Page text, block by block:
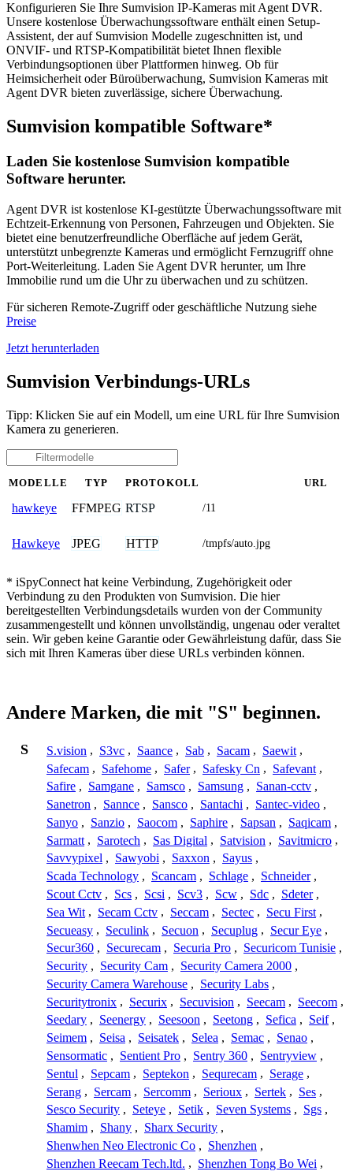
Konfigurieren Sie Ihre Sumvision IP-Kameras mit Agent DVR.
Unsere kostenlose Überwachungssoftware enthält einen Setup-
Assistent, der auf Sumvision Modelle zugeschnitten ist, und
ONVIF- und RTSP-Kompatibilität bietet Ihnen flexible
Verbindungsoptionen über Plattformen hinweg. Ob für
Heimsicherheit oder Büroüberwachung, Sumvision Kameras mit
Agent DVR bieten zuverlässige, sichere Überwachung.
Sumvision kompatible Software*
Laden Sie kostenlose Sumvision kompatible
Software herunter.
Agent DVR ist kostenlose KI-gestützte Überwachungssoftware mit
Echtzeit-Erkennung von Personen, Fahrzeugen und Objekten. Sie
bietet eine benutzerfreundliche Oberfläche auf jedem Gerät,
unterstützt unbegrenzte Kameras und ermöglicht Fernzugriff ohne
Port-Weiterleitung. Laden Sie Agent DVR herunter, um Ihre
Immobilie rund um die Uhr zu überwachen und zu schützen.
Für sicheren Remote-Zugriff oder geschäftliche Nutzung siehe
Preise
Jetzt herunterladen
Sumvision Verbindungs-URLs
Tipp: Klicken Sie auf ein Modell, um eine URL für Ihre Sumvision
Kamera zu generieren.
MODELLE TYP PROTOKOLL URL
hawkeye FFMPEG RTSP /11
Hawkeye JPEG HTTP /tmpfs/auto.jpg
* iSpyConnect hat keine Verbindung, Zugehörigkeit oder
Verbindung zu den Produkten von Sumvision. Die hier
bereitgestellten Verbindungsdetails wurden von der Community
zusammengestellt und können unvollständig, ungenau oder veraltet
sein. Wir geben keine Garantie oder Gewährleistung dafür, dass Sie
sich mit Ihren Kameras über diese URLs verbinden können.
Andere Marken, die mit "S" beginnen.
S S.vision , S3vc , Saance , Sab , Sacam , Saewit ,
Safecam , Safehome , Safer , Safesky Cn , Safevant ,
Safire , Samgane , Samsco , Samsung , Sanan-cctv ,
Sanetron , Sannce , Sansco , Santachi , Santec-video ,
Sanyo , Sanzio , Saocom , Saphire , Sapsan , Saqicam ,
Sarmatt , Sarotech , Sas Digital , Satvision , Savitmicro ,
Savvypixel , Sawyobi , Saxxon , Sayus ,
Scada Technology , Scancam , Schlage , Schneider ,
Scout Cctv , Scs , Scsi , Scv3 , Scw , Sdc , Sdeter ,
Sea Wit , Secam Cctv , Seccam , Sectec , Secu First ,
Secueasy , Seculink , Secuon , Secuplug , Secur Eye ,
Secur360 , Securecam , Securia Pro , Securicom Tunisie ,
Security , Security Cam , Security Camera 2000 ,
Security Camera Warehouse , Security Labs ,
Securitytronix , Securix , Secuvision , Seecam , Seecom ,
Seedary , Seenergy , Seesoon , Seetong , Sefica , Seif ,
Seimem , Seisa , Seisatek , Selea , Semac , Senao ,
Sensormatic , Sentient Pro , Sentry 360 , Sentryview ,
Sentul , Sepcam , Septekon , Sequrecam , Serage ,
Serang , Sercam , Sercomm , Serioux , Sertek , Ses ,
Sesco Security , Seteye , Setik , Seven Systems , Sgs ,
Shamim , Shany , Sharx Security ,
Shenwhen Neo Electronic Co , Shenzhen ,
Shenzhen Reecam Tech.ltd. , Shenzhen Tong Bo Wei ,